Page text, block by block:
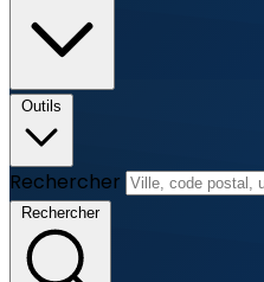
Outils
Rechercher
Rechercher